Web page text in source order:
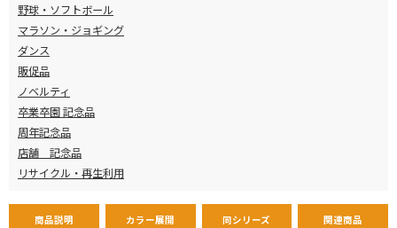
野球・ソフトボール
マラソン・ジョギング
ダンス
販促品
ノベルティ
卒業卒園 記念品
周年記念品
店舗 記念品
リサイクル・再生利用
商品説明 カラー展開 同シリーズ 関連商品